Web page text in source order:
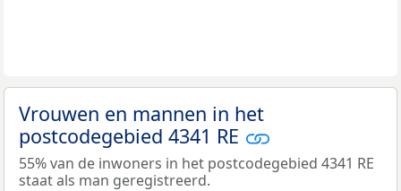
Vrouwen en mannen in het
postcodegebied 4341 RE
55% van de inwoners in het postcodegebied 4341 RE
staat als man geregistreerd.